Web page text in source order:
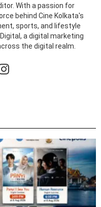
With a passion for
behind Cine Kolkata's
sports, and lifestyle
a digital marketing
the digital realm.